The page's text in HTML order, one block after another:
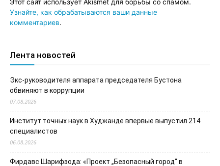
Узнайте, как обрабатываются ваши данные
комментариев.
Лента новостей
Экс-руководителя аппарата председателя Бустона
обвиняют в коррупции
07.08.2026
Институт точных наук в Худжанде впервые выпустил 214
специалистов
06.08.2026
Фирдавс Шарифзода: «Проект „Безопасный город“ в